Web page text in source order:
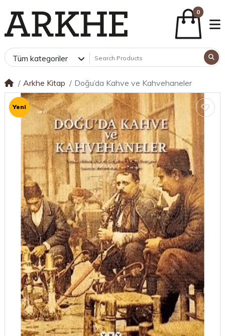
0
Tüm kategoriler
Arkhe Kitap Doğu’da Kahve ve Kahvehaneler
Yeni